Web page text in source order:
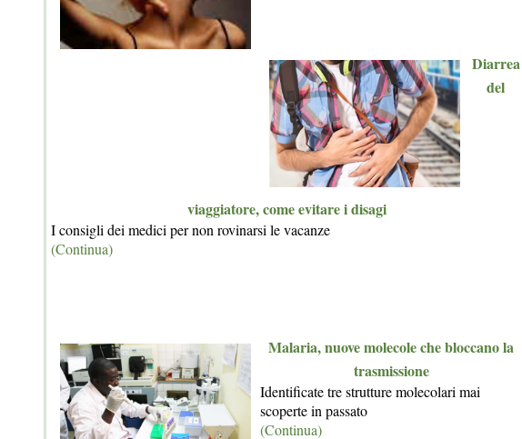
Diarrea
del
viaggiatore, come evitare i disagi
I consigli dei medici per non rovinarsi le vacanze
(Continua)
Malaria, nuove molecole che bloccano la
trasmissione
Identificate tre strutture molecolari mai
scoperte in passato
(Continua)